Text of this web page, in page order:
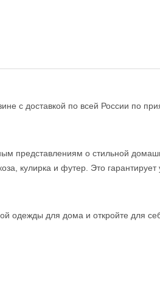
с доставкой по всей России по
представлениям о стильной
кулирка и футер. Это
одежды для дома и откройте для